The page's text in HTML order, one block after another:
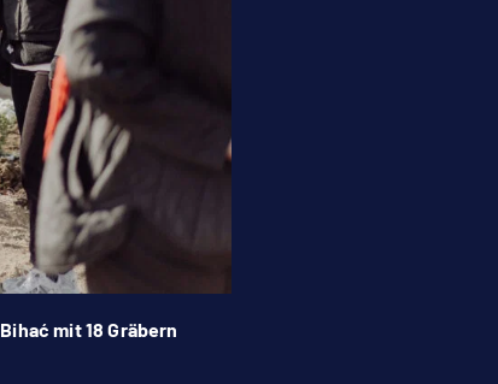
mit 18 Gräbern